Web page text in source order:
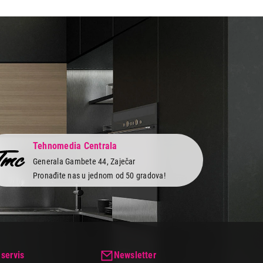
Tehnomedia Centrala
Generala Gambete 44, Zaječar
Pronađite nas u jednom od 50 gradova!
Newsletter